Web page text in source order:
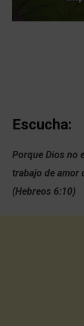
Escucha:
Porque Dios no
trabajo de amor
(Hebreos 6:10)